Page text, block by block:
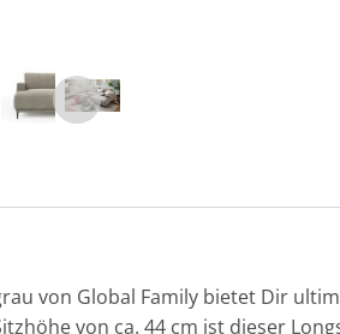
von Global Family bietet Dir
von ca. 44 cm ist dieser